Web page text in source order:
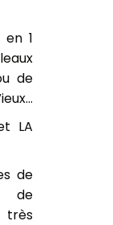
1
de
LA
de
de
très